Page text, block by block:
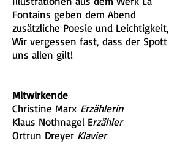
Fontains geben dem Abend
zusätzliche Poesie und Leichtigkeit,
Wir vergessen fast, dass der Spott
uns allen gilt!
Mitwirkende
Christine Marx Erzählerin
Klaus Nothnagel Erzähler
Ortrun Dreyer Klavier